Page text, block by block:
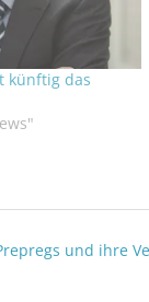
künftig das
und ihre